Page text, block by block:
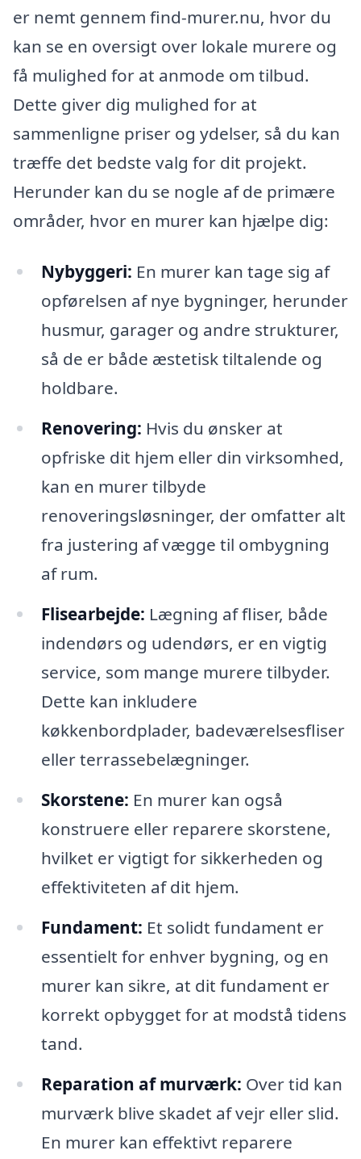
er nemt gennem find-murer.nu, hvor du
kan se en oversigt over lokale murere og
få mulighed for at anmode om tilbud.
Dette giver dig mulighed for at
sammenligne priser og ydelser, så du kan
træffe det bedste valg for dit projekt.
Herunder kan du se nogle af de primære
områder, hvor en murer kan hjælpe dig:
Nybyggeri: En murer kan tage sig af
opførelsen af nye bygninger, herunder
husmur, garager og andre strukturer,
så de er både æstetisk tiltalende og
holdbare.
Renovering: Hvis du ønsker at
opfriske dit hjem eller din virksomhed,
kan en murer tilbyde
renoveringsløsninger, der omfatter alt
fra justering af vægge til ombygning
af rum.
Flisearbejde: Lægning af fliser, både
indendørs og udendørs, er en vigtig
service, som mange murere tilbyder.
Dette kan inkludere
køkkenbordplader, badeværelsesfliser
eller terrassebelægninger.
Skorstene: En murer kan også
konstruere eller reparere skorstene,
hvilket er vigtigt for sikkerheden og
effektiviteten af dit hjem.
Fundament: Et solidt fundament er
essentielt for enhver bygning, og en
murer kan sikre, at dit fundament er
korrekt opbygget for at modstå tidens
tand.
Reparation af murværk: Over tid kan
murværk blive skadet af vejr eller slid.
En murer kan effektivt reparere